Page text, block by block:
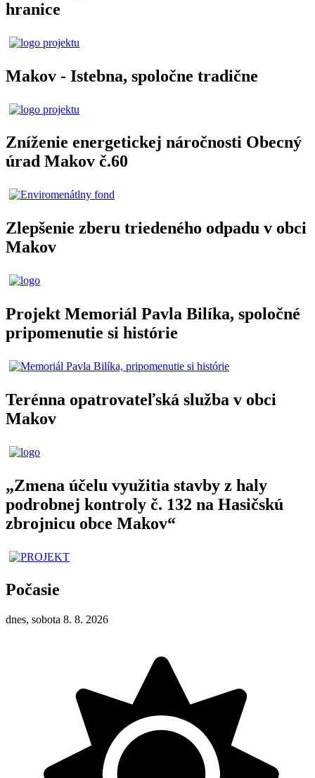
hranice
Makov - Istebna, spoločne tradične
Zníženie energetickej náročnosti Obecný
úrad Makov č.60
Zlepšenie zberu triedeného odpadu v obci
Makov
Projekt Memoriál Pavla Bilíka, spoločné
pripomenutie si histórie
Terénna opatrovateľská služba v obci
Makov
„Zmena účelu využitia stavby z haly
podrobnej kontroly č. 132 na Hasičskú
zbrojnicu obce Makov“
Počasie
dnes, sobota 8. 8. 2026